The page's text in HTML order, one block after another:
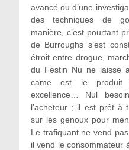
avancé ou d’une
des techniques de
manière, c’est pourtant
de Burroughs s’est
étroit entre drogue,
du Festin Nu ne laisse
came est le produit
excellence… Nul
l’acheteur ; il est prêt à
sur les genoux pour
Le trafiquant ne vend
il vend le consommateur